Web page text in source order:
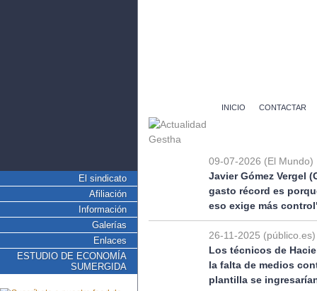
El sindicato
Afiliación
Información
Galerías
Enlaces
ESTUDIO DE ECONOMÍA
SUMERGIDA
INICIO CONTACTAR
09-07-2026 (El Mundo)
Javier Gómez Vergel
gasto récord es
eso exige más
26-11-2025 (público.es)
Los técnicos de
la falta de medios
plantilla se